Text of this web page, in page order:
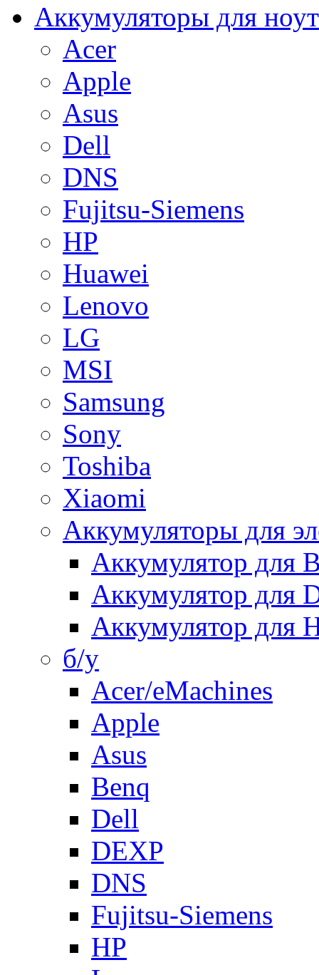
Аккумуляторы для
Acer
Apple
Asus
Dell
DNS
Fujitsu-Siemens
HP
Huawei
Lenovo
LG
MSI
Samsung
Sony
Toshiba
Xiaomi
Аккумуляторы для
Аккумулятор для
Аккумулятор для
Аккумулятор для
б/у
Acer/eMachines
Apple
Asus
Benq
Dell
DEXP
DNS
Fujitsu-Siemens
HP